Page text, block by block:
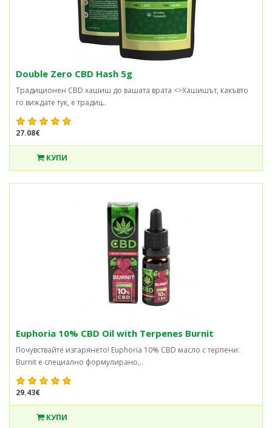
Double Zero CBD Hash 5g
Традиционен CBD хашиш до вашата врата <>Хашишът, какъвто
го виждате тук, е традиц..
27.08€
КУПИ
Euphoria 10% CBD Oil with Terpenes Burnit
Почувствайте изгарянето! Euphoria 10% CBD масло с терпени:
Burnit е специално формулирано,..
29.43€
КУПИ